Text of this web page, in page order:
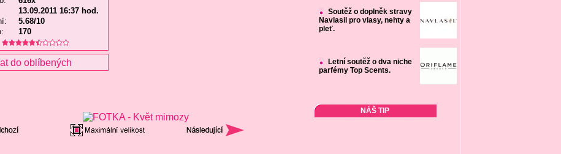
13.09.2011 16:37 hod.
5.68/10
170
do oblíbených
Soutěž o doplněk stravy
Navlasil pro vlasy, nehty a
pleť.
Letní soutěž o dva niche
parfémy Top Scents.
NÁŠ TIP